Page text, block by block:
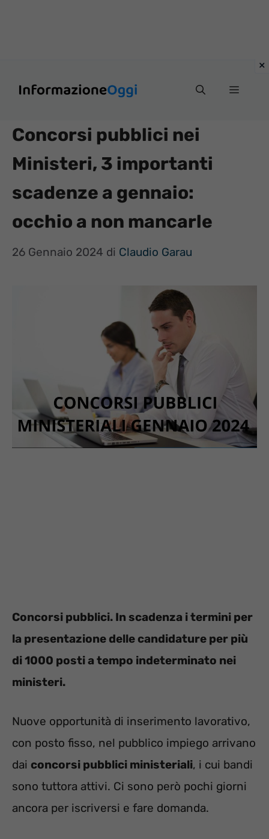
Menu
Concorsi pubblici nei
Ministeri, 3 importanti
scadenze a gennaio:
occhio a non mancarle
26 Gennaio 2024 di Claudio Garau
Concorsi pubblici. In scadenza i termini per
la presentazione delle candidature per più
di 1000 posti a tempo indeterminato nei
ministeri.
Nuove opportunità di inserimento lavorativo,
con posto fisso, nel pubblico impiego arrivano
dai concorsi pubblici ministeriali, i cui bandi
sono tuttora attivi. Ci sono però pochi giorni
ancora per iscriversi e fare domanda.